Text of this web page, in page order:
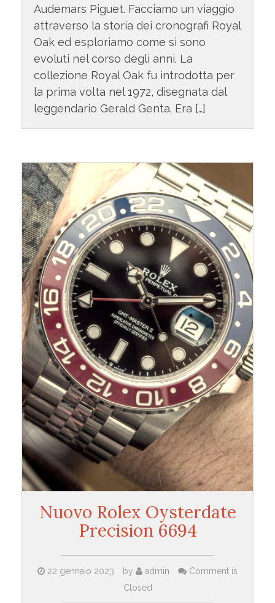
Audemars Piguet. Facciamo un viaggio
attraverso la storia dei cronografi Royal
Oak ed esploriamo come si sono
evoluti nel corso degli anni. La
collezione Royal Oak fu introdotta per
la prima volta nel 1972, disegnata dal
leggendario Gerald Genta. Era […]
Nuovo Rolex Oysterdate
Precision 6694
22 gennaio 2023 by admin
Comment is
Closed